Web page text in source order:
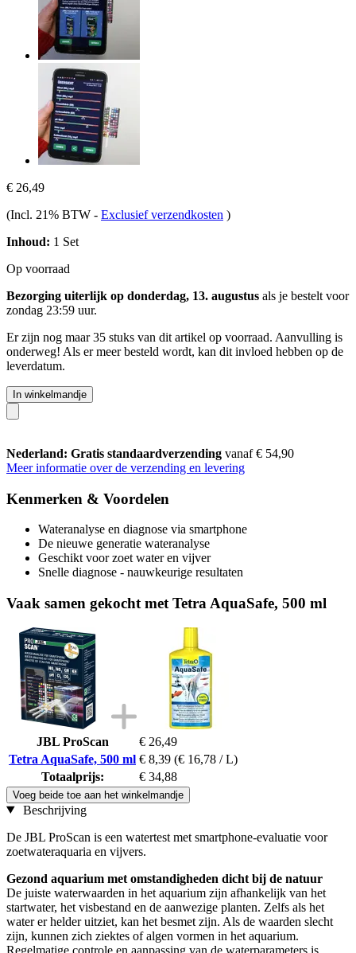
€ 26,49
(Incl. 21% BTW - Exclusief verzendkosten )
Inhoud: 1 Set
Op voorraad
Bezorging uiterlijk op donderdag, 13. augustus als je bestelt voor
zondag 23:59 uur.
Er zijn nog maar 35 stuks van dit artikel op voorraad. Aanvulling is
onderweg! Als er meer besteld wordt, kan dit invloed hebben op de
leverdatum.
In winkelmandje
Nederland: Gratis standaardverzending vanaf € 54,90
Meer informatie over de verzending en levering
Kenmerken & Voordelen
Wateranalyse en diagnose via smartphone
De nieuwe generatie wateranalyse
Geschikt voor zoet water en vijver
Snelle diagnose - nauwkeurige resultaten
Vaak samen gekocht met Tetra AquaSafe, 500 ml
JBL ProScan
€ 26,49
Tetra AquaSafe, 500 ml € 8,39 (€ 16,78 / L)
Totaalprijs:
€ 34,88
Voeg beide toe aan het winkelmandje
Beschrijving
De JBL ProScan is een watertest met smartphone-evaluatie voor
zoetwateraquaria en vijvers.
Gezond aquarium met omstandigheden dicht bij de natuur
De juiste waterwaarden in het aquarium zijn afhankelijk van het
startwater, het visbestand en de aanwezige planten. Zelfs als het
water er helder uitziet, kan het besmet zijn. Als de waarden slecht
zijn, kunnen zich ziektes of algen vormen in het aquarium.
Regelmatige controle en aanpassing van de waterparameters is